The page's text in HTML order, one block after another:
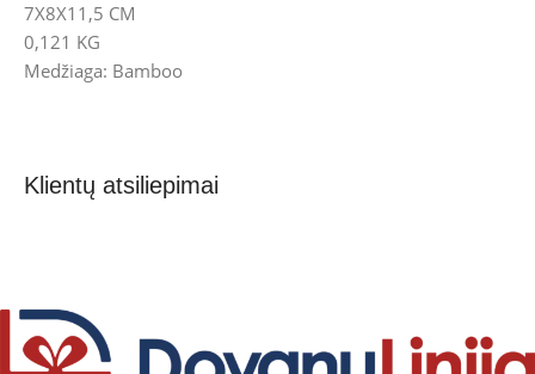
7X8X11,5 CM
0,121 KG
Medžiaga: Bamboo
Klientų atsiliepimai